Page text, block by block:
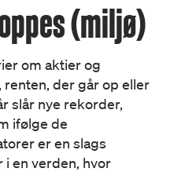
(miljø)
om aktier og
der går op eller
slår nye rekorder,
ifølge de
er en slags
i en verden, hvor